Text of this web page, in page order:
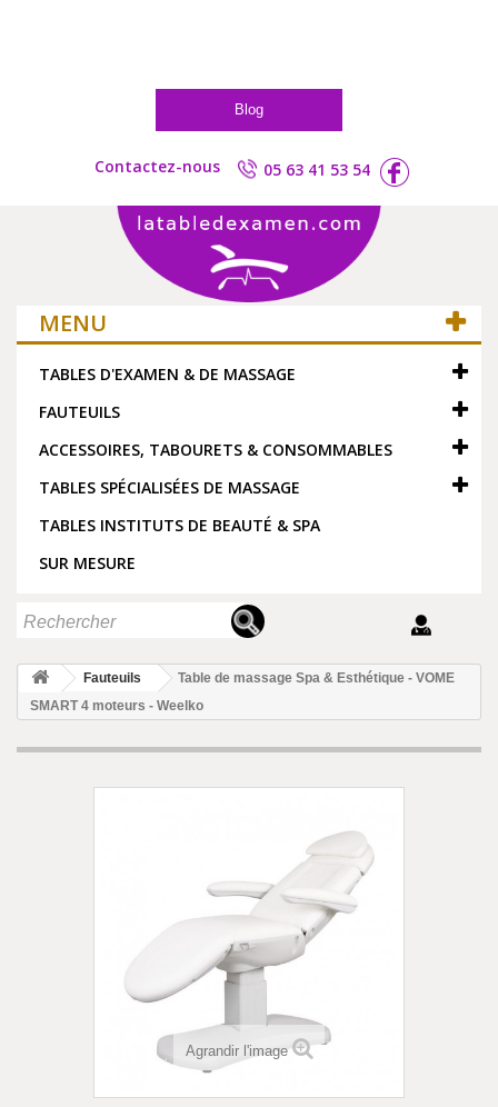
Blog
Contactez-nous 05 63 41 53 54
MENU
TABLES D'EXAMEN & DE MASSAGE
FAUTEUILS
ACCESSOIRES, TABOURETS & CONSOMMABLES
TABLES SPÉCIALISÉES DE MASSAGE
TABLES INSTITUTS DE BEAUTÉ & SPA
SUR MESURE
Fauteuils
Table de massage Spa & Esthétique - VOME
SMART 4 moteurs - Weelko
Agrandir l'image